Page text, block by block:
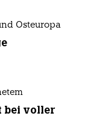
Osteuropa
bei voller